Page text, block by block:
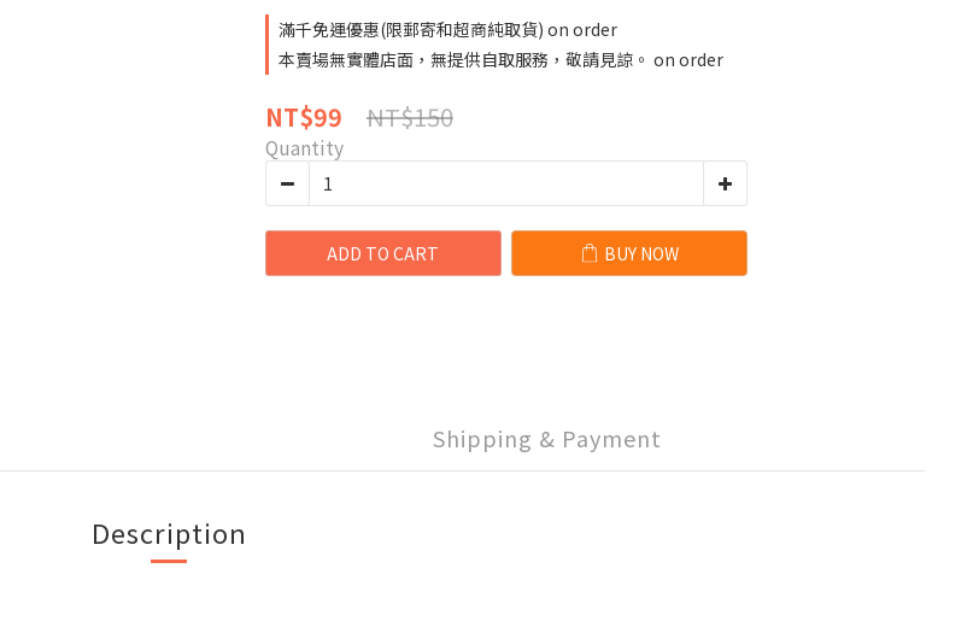
滿千免運優惠(限郵寄和超商純取貨) on order
本賣場無實體店面，無提供自取服務，敬請見諒。 on order
NT$99 NT$150
Quantity
ADD TO CART BUY NOW
Shipping & Payment
Description